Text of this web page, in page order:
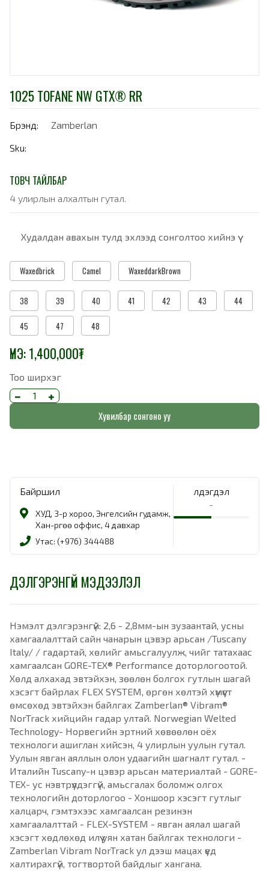
1025 TOFANE NW GTX® RR
Брэнд:
Zamberlan
Sku:
ТОВЧ ТАЙЛБАР
4 улирлын алхалтын гутал.
Худалдан авахын тулд эхлээд сонголтоо хийнэ үү
Waxedbrick Camel WaxeddarkBrown
38 39 40 41 42 43 44
45 47 48
ҮНЭ:1,400,000₮
Тоо ширхэг
Хувилбар сонгоно уу
Байршил
ХУД, 3-р хороо, Энгелсийн гудамж,
Хан-Өргөө оффис, 4 давхар
Утас: (+976) 344488
Үлдэгдэл
-
ДЭЛГЭРЭНГҮЙ МЭДЭЭЛЭЛ
Нэмэлт дэлгэрэнгүй: 2,6 - 2,8мм-ын зузаантай, усны
хамгаалалттай сайн чанарын цэвэр арьсан /Tuscany
Italy/ / гадартай, хөлийг амьсгалуулж, чийг татахаас
хамгаалсан GORE-TEX® Performance доторлогоотой.
Хөлд алхахад эвтэйхэн, зөөлөн болгох гутлын шагай
хэсэгт байрлах FLEX SYSTEM, өргөн хөлтэй хүмүүст
өмсөхөд эвтэйхэн байлгах Zamberlan® Vibram®
NorTrack хийцийн гадар ултай. Norwegian Welted
Technology- Норвегийн эртний хөвөөлөн оёх
технологи ашиглан хийсэн, 4 улирлын уулын гутал.
Уулын явган аяллын олон удаагийн шагналт гутал. -
Италийн Tuscany-н цэвэр арьсан материалтай - GORE-
TEX- ус нэвтрүүлдэггүй, амьсгалах боломж олгох
технологийн доторлогоо - Хоншоор хэсэгт гутлыг
халцарч, гэмтэхээс хамгаалсан резинэн
хамгаалалттай - FLEX-SYSTEM - явган аялал шагай
хэсэгт хөдлөхөд илүү уян хатан байлгах технологи -
Zamberlan Vibram NorTrack ул дээш мацах үед
халтирахгүй, тогтвортой байдлыг хангана.